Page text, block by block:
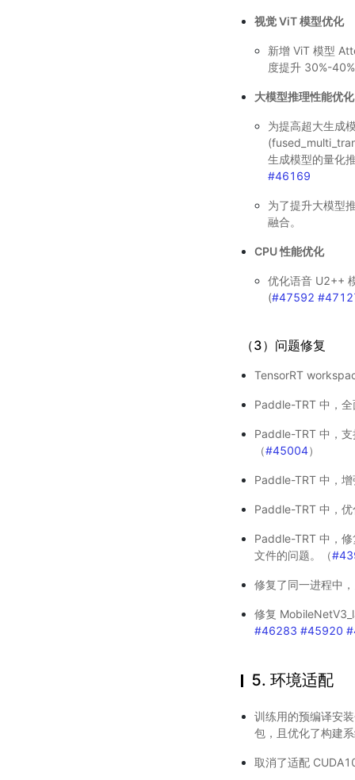
视觉 ViT 模型优化
新增 ViT 模型
度提升 30%-
大模型推理性能优化
为提高超大生成
生成模型的量化
#46169
为了提升大模型
融合。
CPU 性能优化
优化语音 U2++
(#47592
（3）问题修复
TensorRT
Paddle-TRT 中，
Paddle-TRT 中，
（#45004）
Paddle-TRT 中，
Paddle-TRT 中，
Paddle-TRT 中，
文件的问题。（
修复了同一进程中
修复
#46283 #45920
5. 环境适配
训练用的预编译安
包，且优化了构建
取消了适配